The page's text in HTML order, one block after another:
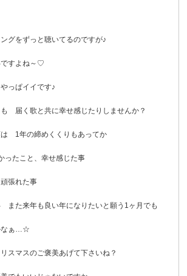
グをずっと聴いてるのですが♪
ですよね～♡
っぱイイです♪
届く歌と共に幸せ感じたりしませんか？
は 1年の締めくくりもあってか
ったこと、幸せ感じた事
張れた事
また来年も良い年になりたいと願う1ヶ月でも
なぁ…☆
スマスのご褒美あげて下さいね？